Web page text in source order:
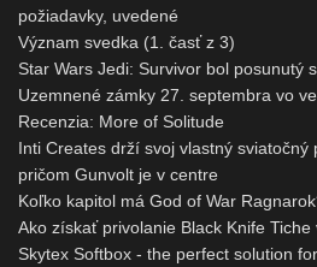
požiadavky, uvedené
Význam svedka (1. časť z 3)
Star Wars Jedi: Survivor bol posunutý
Uzemnené zámky 27. septembra vo
Recenzia: More of Solitude
Inti Creates drží svoj vlastný sviatočný
pričom Gunvolt je v centre
Koľko kapitol má God of War
Ako získať privolanie Black Knife Tiche
Skytex Softbox - the perfect solution